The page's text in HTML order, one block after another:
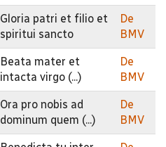
Gloria patri et filio et
spiritui sancto
De
BMV
Beata mater et
intacta virgo (...)
De
BMV
Ora pro nobis ad
dominum quem (...)
De
BMV